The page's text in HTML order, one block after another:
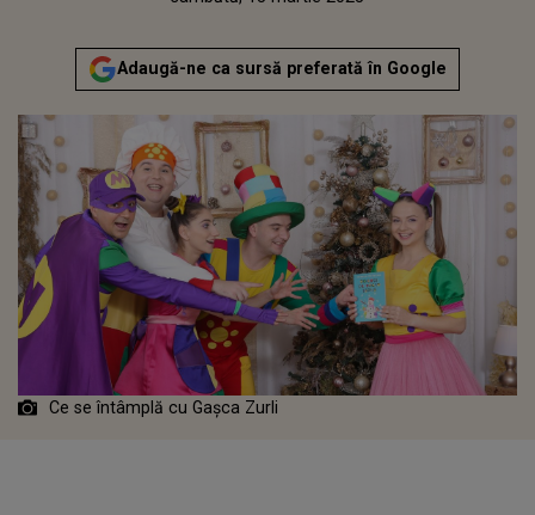
Adaugă-ne ca sursă preferată în Google
Ce se întâmplă cu Gașca Zurli